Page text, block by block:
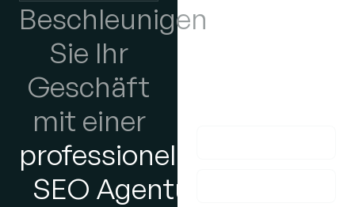
Beschleunigen
Sie Ihr
Geschäft
mit einer
professionellen
SEO Agentur